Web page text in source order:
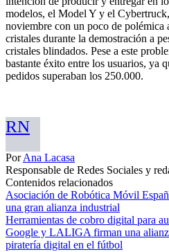
modelos, el Model Y y el
noviembre con un poco de polémica
cristales durante la demostración a
cristales blindados. Pese a este
bastante éxito entre los usuarios, ya
pedidos superaban los 250.000.
RN
PorAna Lacasa
Responsable de Redes Sociales y
Contenidos relacionados
Asociación de Robótica Móvil
una gran alianza industrial
Herramientas de cobro digital para
Google y LALIGA firman una
piratería digital en el fútbol